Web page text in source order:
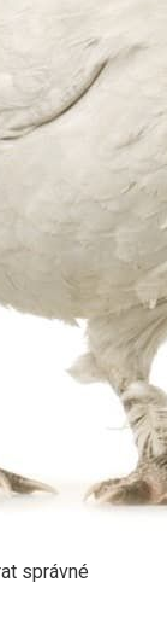
správné